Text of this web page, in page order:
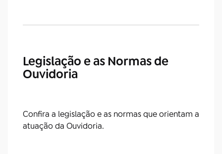
Legislação e as Normas de
Ouvidoria
Confira a legislação e as normas que orientam a
atuação da Ouvidoria.